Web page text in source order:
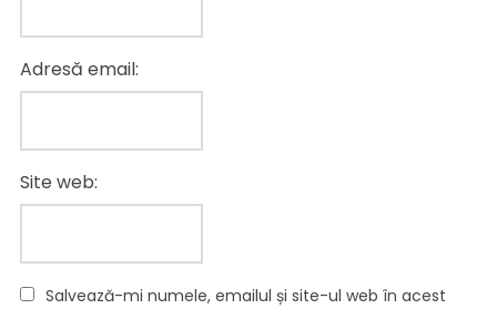
Adresă email:
Site web:
Salvează-mi numele, emailul și site-ul web în acest